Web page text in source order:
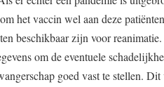
het vaccin wel aan deze
beschikbaar zijn voor reanimatie.
om de eventuele
goed vast te stellen.